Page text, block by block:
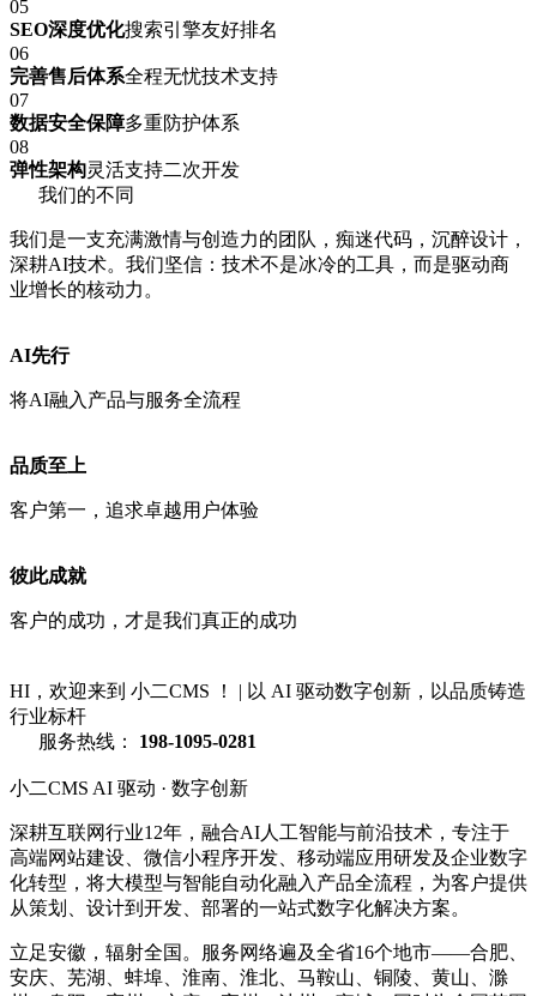
05
SEO深度优化搜索引擎友好排名
06
完善售后体系全程无忧技术支持
07
数据安全保障多重防护体系
08
弹性架构灵活支持二次开发
我们的不同
我们是一支充满激情与创造力的团队，痴迷代码，沉醉设计，
深耕AI技术。我们坚信：技术不是冰冷的工具，而是驱动商
业增长的核动力。
AI先行
将AI融入产品与服务全流程
品质至上
客户第一，追求卓越用户体验
彼此成就
客户的成功，才是我们真正的成功
HI，欢迎来到 小二CMS ！ | 以 AI 驱动数字创新，以品质铸造
行业标杆
服务热线：
198-1095-0281
小二CMS AI 驱动 · 数字创新
深耕互联网行业12年，融合AI人工智能与前沿技术，专注于
高端网站建设、微信小程序开发、移动端应用研发及企业数字
化转型，将大模型与智能自动化融入产品全流程，为客户提供
从策划、设计到开发、部署的一站式数字化解决方案。
立足安徽，辐射全国。服务网络遍及全省16个地市——合肥、
安庆、芜湖、蚌埠、淮南、淮北、马鞍山、铜陵、黄山、滁